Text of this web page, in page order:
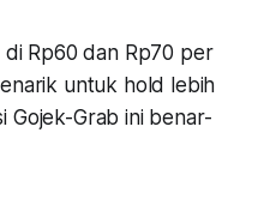
di Rp60 dan Rp70 per
untuk hold lebih
Gojek-Grab ini benar-